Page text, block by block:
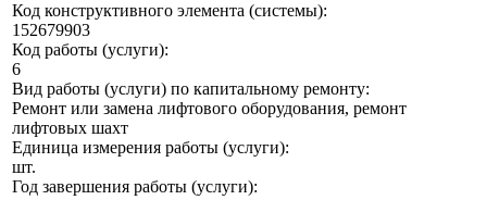
Код конструктивного элемента (системы):
152679903
Код работы (услуги):
6
Вид работы (услуги) по капитальному ремонту:
Ремонт или замена лифтового оборудования, ремонт
лифтовых шахт
Единица измерения работы (услуги):
шт.
Год завершения работы (услуги):